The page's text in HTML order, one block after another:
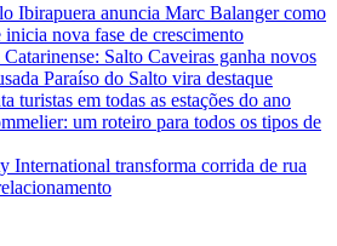
Ibirapuera anuncia Marc Balanger como
nova fase de crescimento
Catarinense: Salto Caveiras ganha novos
Paraíso do Salto vira destaque
turistas em todas as estações do ano
um roteiro para todos os tipos de
International transforma corrida de rua